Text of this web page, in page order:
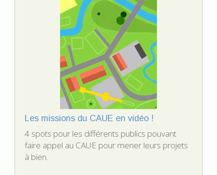
Les missions du CAUE en vidéo !
4 spots pour les différents publics pouvant
faire appel au CAUE pour mener leurs projets
à bien.